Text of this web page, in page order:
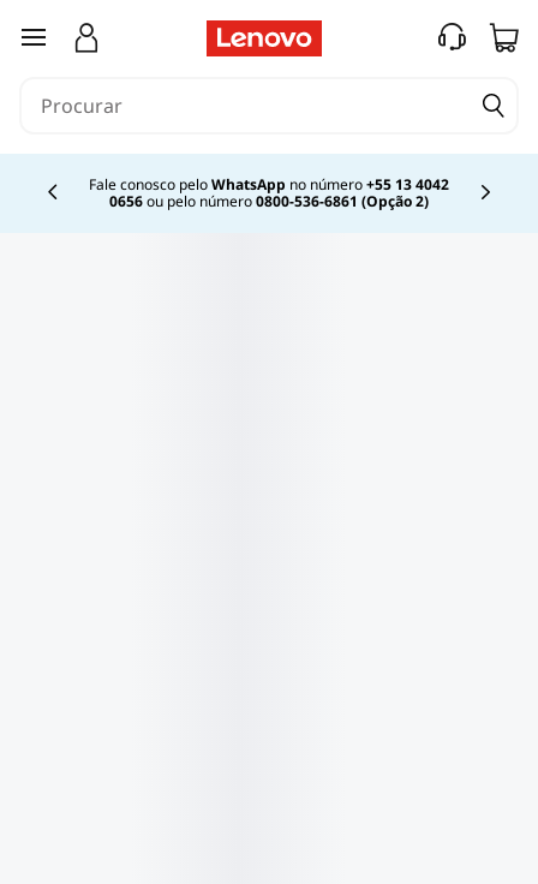
saltar para o conteúdo principal
Fale conosco peloWhatsApp no número+55 13 4042
0656ou pelo número0800-536-6861 (Opção 2)
Currently displaying item 2 of